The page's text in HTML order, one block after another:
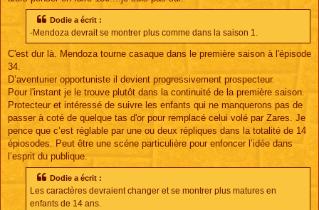
Dodie a écrit :
-Mendoza devrait se montrer plus comme dans la saison 1.
C'est dur là. Mendoza tourne casaque dans le première saison à l'épisode
34.
D’aventurier opportuniste il devient progressivement prospecteur.
Pour l'instant je le trouve plutôt dans la continuité de la première saison.
Protecteur et intéressé de suivre les enfants qui ne manquerons pas de
passer à coté de quelque tas d'or pour remplacé celui volé par Zares. Je
pence que c’est réglable par une ou deux répliques dans la totalité de 14
épiosodes. Peut être une scéne particulière pour enfoncer l’idée dans
l’esprit du publique.
Dodie a écrit :
Les caractères devraient changer et se montrer plus matures en
enfants de 14 ans.